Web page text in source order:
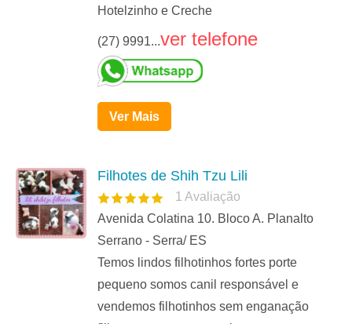
Hotelzinho e Creche
(27) 9991...ver telefone
Ver Mais
Filhotes de Shih Tzu Lili
1 Avaliação
Avenida Colatina 10. Bloco A. Planalto
Serrano - Serra/ ES
Temos lindos filhotinhos fortes porte
pequeno somos canil responsável e
vendemos filhotinhos sem enganação